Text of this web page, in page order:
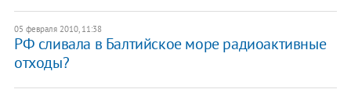
05 февраля 2010, 11:38
РФ сливала в Балтийское море радиоактивные
отходы?